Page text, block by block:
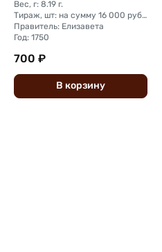
Вес, г: 8.19 г.
Тираж, шт: на сумму 16 000 рублей; на сумму 258 980 рублей
Правитель: Елизавета
Год: 1750
700 ₽
В корзину